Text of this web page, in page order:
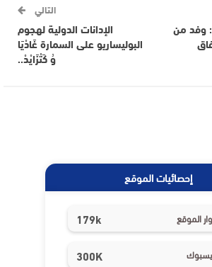
وفد من
التالي
الإدانات الدولية لهجوم
البوليساريو على السمارة غَادْيَا
وُ كَتْزَايْدْ..
إحصائيات الموقع
الموقع 179k
300K